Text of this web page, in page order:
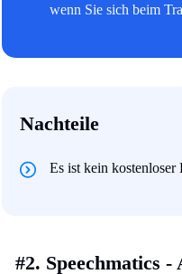
wenn Sie sich beim
Nachteile
Es ist kein kostenloser
#2. Speechmatics